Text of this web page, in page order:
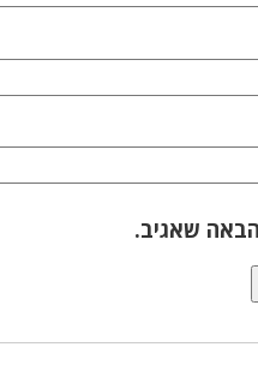
שאגיב.